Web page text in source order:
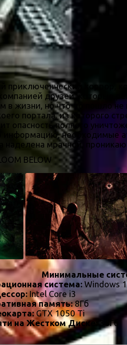
приключенческий хоррор,
друзей, которые
жизни, но что-то пошло не
портала, из которого
полного
информацию, необходимые
наделена мрачной,
BELOW
Минимальные
система: Windows
Intel Core i3
память:8Гб
GTX 1050 Ti
на Жестком Диске:
35Гб